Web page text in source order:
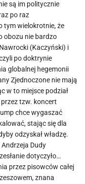
są im politycznie
po raz
tym wielokrotnie, że
obozu nie bardzo
(Kaczyński) i
po doktrynie
globalnej hegemonii
Zjednoczone nie mają
w to miejsce podział
tzw. koncert
chce wygaszać
stając się dla
odzyskał władzę.
Dudy
dotyczyło…
przez pisowców całej
znana